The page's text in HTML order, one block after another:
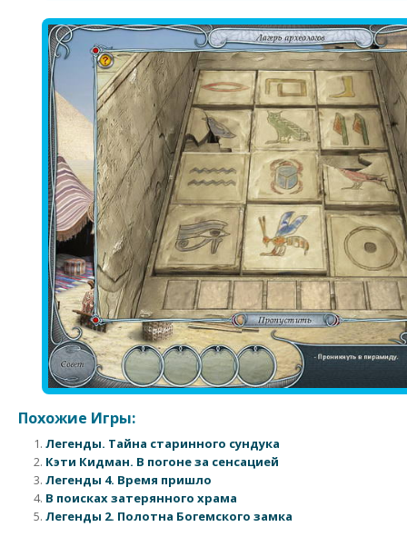
Похожие Игры:
Легенды. Тайна старинного сундука
Кэти Кидман. В погоне за сенсацией
Легенды 4. Время пришло
В поисках затерянного храма
Легенды 2. Полотна Богемского замка